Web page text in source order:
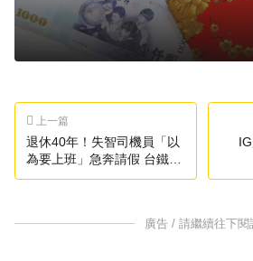
上一篇
退休40年！失智司機員「以
為要上班」急奔請假 台鐵暖
心答應
廣告 / 請繼續往下閱